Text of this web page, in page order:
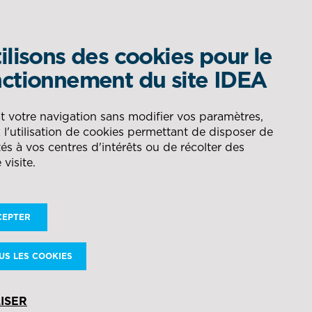
DÉLÉGATION DE
PRODUCTION
DES FLUX
AÉRONAUTIQUE
ÉNERGIE
NAVAL
QUEL EST VOTRE BESOIN ?
RECHERCHER SCALLOG
d’ici
qualité et
des cookies pour le
du site IDEA
votre navigation sans modifier vos paramètres,
l'utilisation de cookies permettant de disposer de
à vos centres d'intérêts ou de récolter des
visite.
LES COOKIES